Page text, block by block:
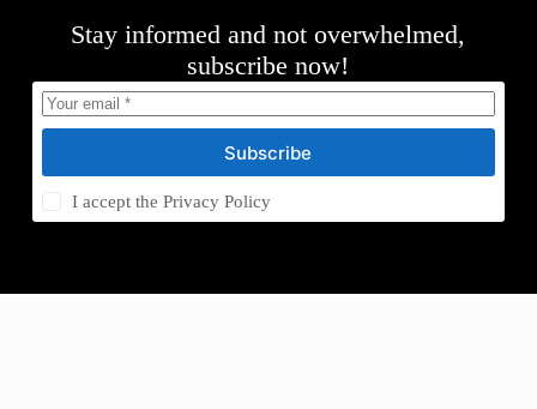
Stay informed and not overwhelmed,
subscribe now!
Subscribe
I accept thePrivacy Policy